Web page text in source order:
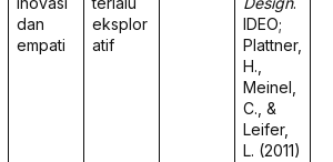
dan
empati
eksplor
atif
IDEO;
Plattner,
H.,
Meinel,
C., &
Leifer,
L. (2011)